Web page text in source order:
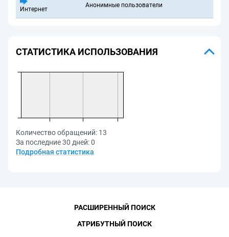
Интернет
Анонимные пользователи
СТАТИСТИКА ИСПОЛЬЗОВАНИЯ
Количество обращений: 13
За последние 30 дней:0
Подробная статистика
РАСШИРЕННЫЙ ПОИСК
АТРИБУТНЫЙ ПОИСК